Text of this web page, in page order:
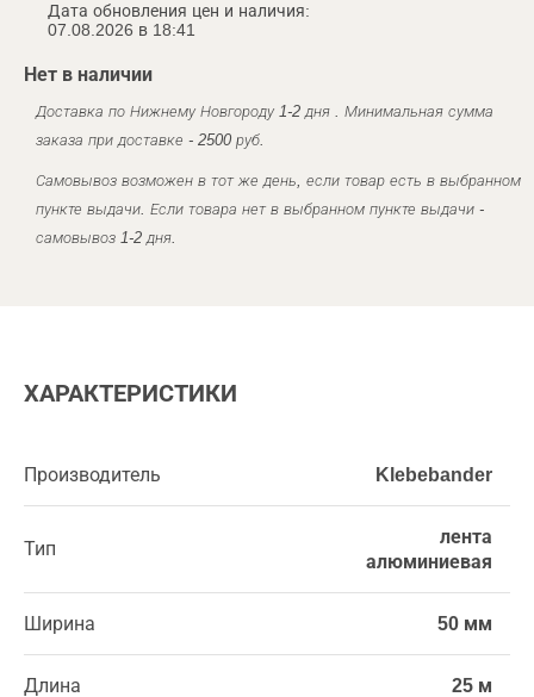
Дата обновления цен и наличия:
07.08.2026 в 18:41
Нет в наличии
Доставка по Нижнему Новгороду 1-2 дня . Минимальная сумма
заказа при доставке - 2500 руб.
Самовывоз возможен в тот же день, если товар есть в выбранном
пункте выдачи. Если товара нет в выбранном пункте выдачи -
самовывоз 1-2 дня.
ХАРАКТЕРИСТИКИ
Производитель Klebebander
Тип
лента
алюминиевая
Ширина 50 мм
Длина 25 м